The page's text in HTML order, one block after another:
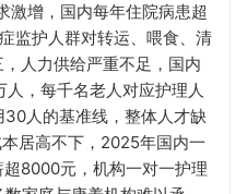
激增，国内每年住院病患超
监护人群对转运、喂食、清
人力供给严重不足，国内
，每千名老人对应护理人
30人的基准线，整体人才缺
居高不下，2025年国内一
8000元，机构一对一护理